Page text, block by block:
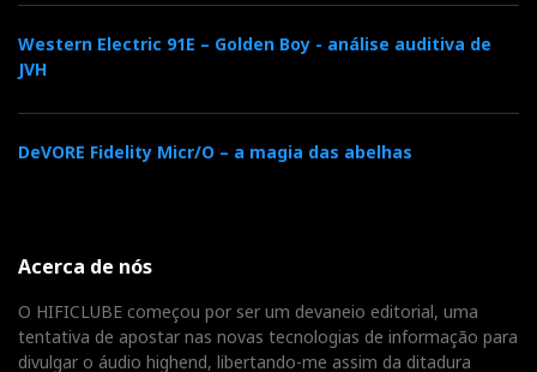
products at the WOM Townhouse
http://www.hificlube.net/pt/artigos/noticias/world-
Hifi and the City - Episode 3 (and last): Eat, Listen
and Love
Western Electric 91E – Golden Boy - análise auditiva de
JVH
DeVORE Fidelity Micr/O – a magia das abelhas
Acerca de nós
O HIFICLUBE começou por ser um devaneio editorial, uma
tentativa de apostar nas novas tecnologias de informação para
divulgar o áudio highend, libertando-me assim da ditadura